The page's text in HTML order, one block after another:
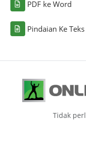
PDF ke Word
Pindaian Ke Teks
Tidak